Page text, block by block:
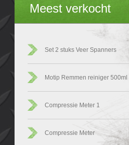
Meest verkocht
Set 2 stuks Veer Spanners
Motip Remmen reiniger 500ml
Compressie Meter 1
Compressie Meter